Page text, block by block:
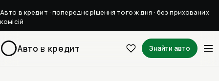
Авто в кредит · попереднє рішення того ж дня · без прихованих
комісій
Авто в кредит Знайти авто